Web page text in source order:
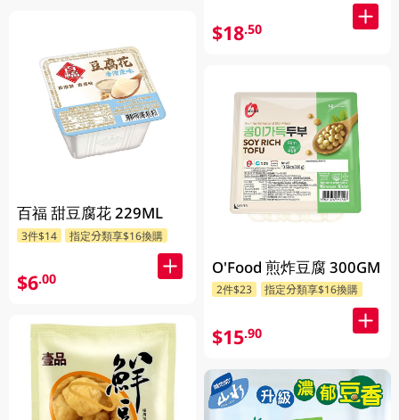
百福 甜豆腐花 229ML
3件$14 指定分類享$16換購
$6.00
$18.50
O'Food 煎炸豆腐 300GM
2件$23 指定分類享$16換購
$15.90